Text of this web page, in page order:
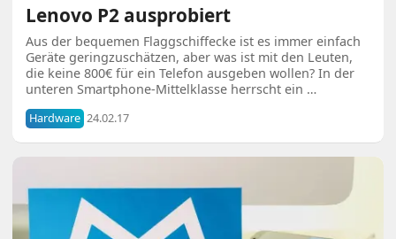
Lenovo P2 ausprobiert
Aus der bequemen Flaggschiffecke ist es immer einfach
Geräte geringzuschätzen, aber was ist mit den Leuten,
die keine 800€ für ein Telefon ausgeben wollen? In der
unteren Smartphone-Mittelklasse herrscht ein …
Hardware 24.02.17